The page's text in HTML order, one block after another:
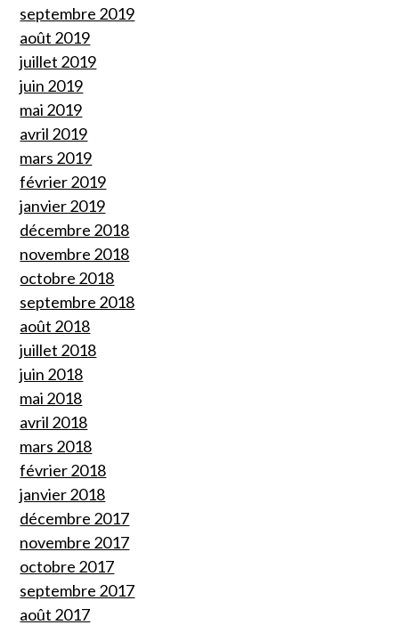
septembre 2019
août 2019
juillet 2019
juin 2019
mai 2019
avril 2019
mars 2019
février 2019
janvier 2019
décembre 2018
novembre 2018
octobre 2018
septembre 2018
août 2018
juillet 2018
juin 2018
mai 2018
avril 2018
mars 2018
février 2018
janvier 2018
décembre 2017
novembre 2017
octobre 2017
septembre 2017
août 2017